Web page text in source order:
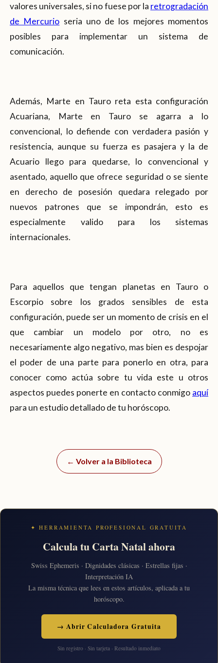
valores universales, si no fuese por la retrogradación
de Mercurio seria uno de los mejores momentos
posibles para implementar un sistema de
comunicación.
Además, Marte en Tauro reta esta configuración
Acuariana, Marte en Tauro se agarra a lo
convencional, lo defiende con verdadera pasión y
resistencia, aunque su fuerza es pasajera y la de
Acuario llego para quedarse, lo convencional y
asentado, aquello que ofrece seguridad o se siente
en derecho de posesión quedara relegado por
nuevos patrones que se impondrán, esto es
especialmente valido para los sistemas
internacionales.
Para aquellos que tengan planetas en Tauro o
Escorpio sobre los grados sensibles de esta
configuración, puede ser un momento de crisis en el
que cambiar un modelo por otro, no es
necesariamente algo negativo, mas bien es despojar
el poder de una parte para ponerlo en otra, para
conocer como actúa sobre tu vida este u otros
aspectos puedes ponerte en contacto conmigo aquí
para un estudio detallado de tu horóscopo.
← Volver a la Biblioteca
✦ HERRAMIENTA PROFESIONAL GRATUITA
Calcula tu Carta Natal ahora
Swiss Ephemeris · Dignidades clásicas · Estrellas fijas ·
Interpretación IA
La misma técnica que lees en estos artículos, aplicada a tu
horóscopo.
→ Abrir Calculadora Gratuita
Sin registro · Sin tarjeta · Resultado inmediato